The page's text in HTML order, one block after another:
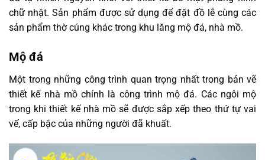
chữ nhật. Sản phẩm được sử dụng để đặt đồ lễ cùng các
sản phẩm thờ cúng khác trong khu lăng mộ đá, nhà mồ.
Mộ đá
Một trong những công trình quan trọng nhất trong bản vẽ
thiết kế nhà mồ chính là công trình mộ đá. Các ngôi mộ
trong khi thiết kế nhà mồ sẽ được sắp xếp theo thứ tự vai
vế, cấp bậc của những người đã khuất.